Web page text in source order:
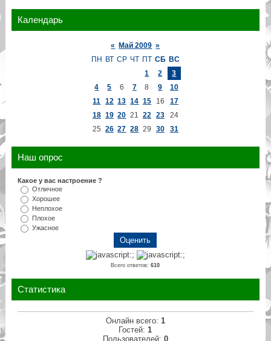
Календарь
« Май 2009 »
ПН ВТ СР ЧТ ПТ СБ ВС
1
2
3
4
5 6 7 8 9
10
11
12 13 14 15 16
17
18 19 20 21 22 23
24
25 26 27 28 29 30 31
Наш опрос
Какое у вас настроение ?
Отличное
Хорошее
Неплохое
Плохое
Ужасное
Всего ответов:610
Статистика
Онлайн всего: 1
Гостей: 1
Пользователей: 0